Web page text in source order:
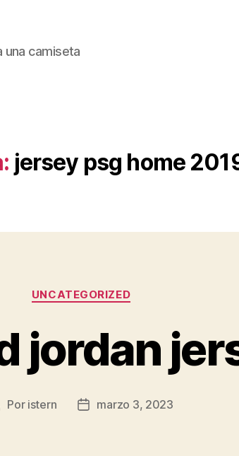
una camiseta
jersey psg home
Categorías
UNCATEGORIZED
jordan
Por istern
Fechamarzo 3, 2023